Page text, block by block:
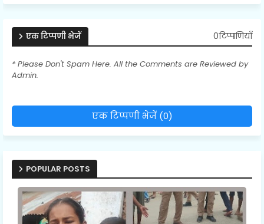
एक टिप्पणी भेजें 0टिप्पणियाँ
* Please Don't Spam Here. All the Comments are Reviewed by
Admin.
एक टिप्पणी भेजें (0)
POPULAR POSTS